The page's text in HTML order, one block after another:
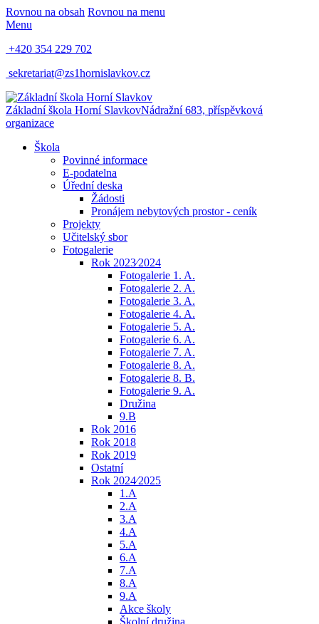
Rovnou na obsah Rovnou na menu
Menu
+420 354 229 702
sekretariat@zs1hornislavkov.cz
Základní škola Horní SlavkovNádražní 683, příspěvková
organizace
Škola
Povinné informace
E-podatelna
Úřední deska
Žádosti
Pronájem nebytových prostor - ceník
Projekty
Učitelský sbor
Fotogalerie
Rok 2023⁄2024
Fotogalerie 1. A.
Fotogalerie 2. A.
Fotogalerie 3. A.
Fotogalerie 4. A.
Fotogalerie 5. A.
Fotogalerie 6. A.
Fotogalerie 7. A.
Fotogalerie 8. A.
Fotogalerie 8. B.
Fotogalerie 9. A.
Družina
9.B
Rok 2016
Rok 2018
Rok 2019
Ostatní
Rok 2024⁄2025
1.A
2.A
3.A
4.A
5.A
6.A
7.A
8.A
9.A
Akce školy
Školní družina